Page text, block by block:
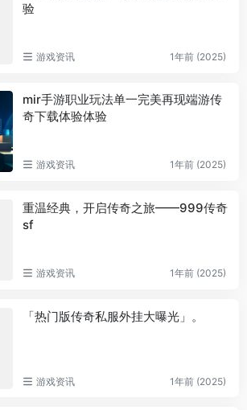
验
游戏资讯 1年前 (2025)
mir手游职业玩法单一完美再现端游传
奇下载体验体验
游戏资讯 1年前 (2025)
重温经典，开启传奇之旅——999传奇
sf
游戏资讯 1年前 (2025)
「热门版传奇私服外挂大曝光」。
游戏资讯 1年前 (2025)